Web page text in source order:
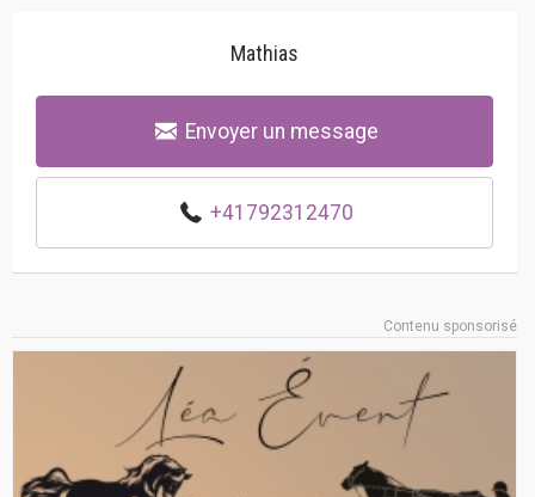
Mathias
Envoyer un message
+41792312470
Contenu sponsorisé